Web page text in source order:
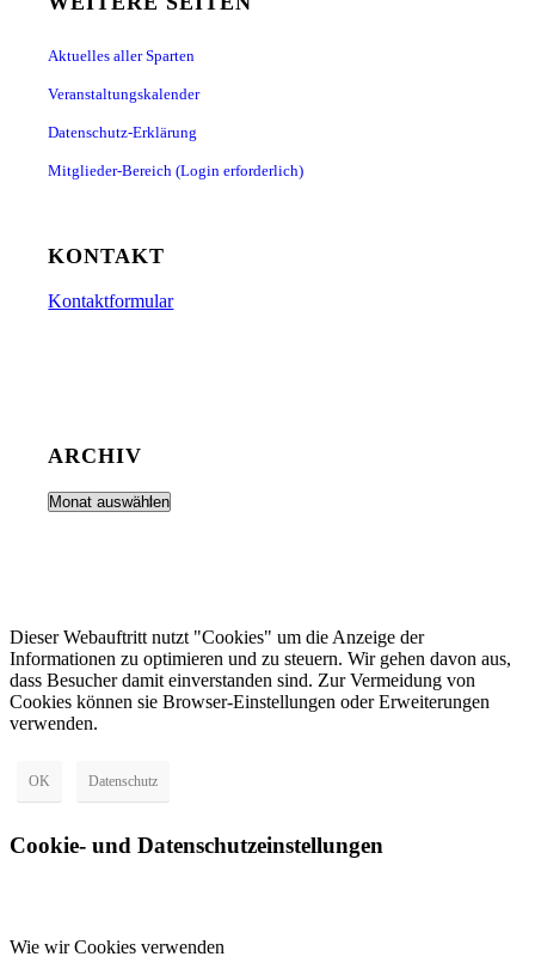
Aktuelles aller Sparten
Veranstaltungskalender
Datenschutz-Erklärung
Mitglieder-Bereich (Login erforderlich)
KONTAKT
Kontaktformular
ARCHIV
Dieser Webauftritt nutzt "Cookies" um die Anzeige der
Informationen zu optimieren und zu steuern. Wir gehen davon aus,
dass Besucher damit einverstanden sind. Zur Vermeidung von
Cookies können sie Browser-Einstellungen oder Erweiterungen
verwenden.
OK Datenschutz
Cookie- und Datenschutzeinstellungen
Wie wir Cookies verwenden